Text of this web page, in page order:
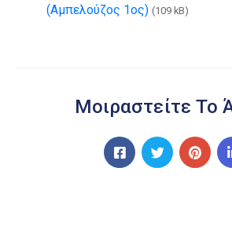
(Αμπελούζος 1ος) (109 kB)
Μοιραστείτε Το